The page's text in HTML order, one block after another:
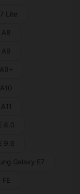
Lite
A8
A9
8.0
9.6
Galaxy E7